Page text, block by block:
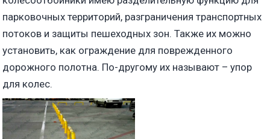
парковочных территорий, разграничения транспортных
потоков и защиты пешеходных зон. Также их можно
установить, как ограждение для поврежденного
дорожного полотна. По-другому их называют – упор
для колес.